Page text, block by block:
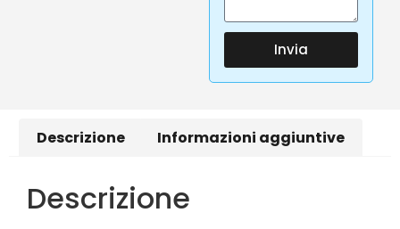
Invia
Descrizione Informazioni aggiuntive
Descrizione